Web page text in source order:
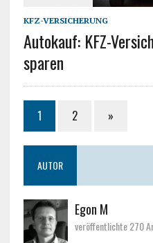
KFZ-VERSICHERUNG
Autokauf: KFZ-
sparen
1 2 »
AUTOR
Egon M
veröffentlichte 270